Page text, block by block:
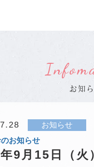
お知
お知らせ
お知らせ
9月15日（火